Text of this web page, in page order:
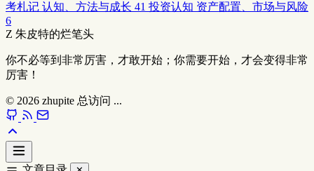
考札记 认知、方法与成长 41 投资认知 资产配置、市场与风险
6
Z 朱皮特的烂笔头
你不必等到非常厉害，才敢开始；你需要开始，才会变得非常
厉害！
© 2026 zhupite 总访问 ...